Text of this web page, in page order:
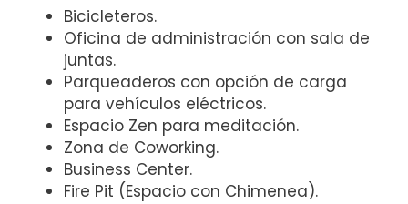
Bicicleteros.
Oficina de administración con sala de
juntas.
Parqueaderos con opción de carga
para vehículos eléctricos.
Espacio Zen para meditación.
Zona de Coworking.
Business Center.
Fire Pit (Espacio con Chimenea).